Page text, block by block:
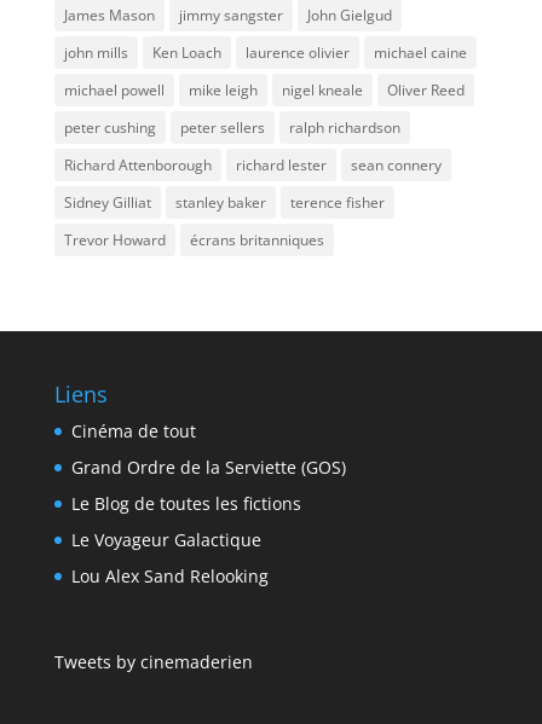
James Mason
jimmy sangster
John Gielgud
john mills
Ken Loach laurence olivier
michael caine
michael powell
mike leigh nigel kneale
Oliver Reed
peter cushing
peter sellers
ralph richardson
Richard Attenborough
richard lester
sean connery
Sidney Gilliat
stanley baker
terence fisher
Trevor Howard
écrans britanniques
Liens
Cinéma de tout
Grand Ordre de la Serviette (GOS)
Le Blog de toutes les fictions
Le Voyageur Galactique
Lou Alex Sand Relooking
Tweets by cinemaderien